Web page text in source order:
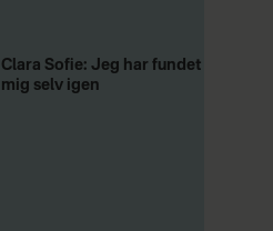
Clara Sofie: Jeg har fundet
mig selv igen